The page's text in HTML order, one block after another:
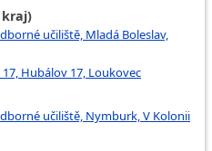
kraj)
učiliště, Mladá Boleslav,
Hubálov 17, Loukovec
učiliště, Nymburk, V Kolonii